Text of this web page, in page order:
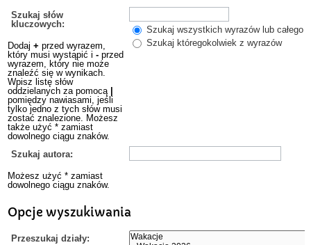
Szukaj słów
kluczowych:
Dodaj + przed wyrazem,
który musi wystąpić i - przed
wyrazem, który nie może
znaleźć się w wynikach.
Wpisz listę słów
oddzielanych za pomocą
pomiędzy nawiasami, jeśli
tylko jedno z tych słów musi
zostać znalezione. Możesz
także użyć * zamiast
dowolnego ciągu znaków.
Szukaj wszystkich wyrazów lub całego
Szukaj któregokolwiek z wyrazów
Szukaj autora:
Możesz użyć * zamiast
dowolnego ciągu znaków.
Opcje wyszukiwania
Przeszukaj działy: